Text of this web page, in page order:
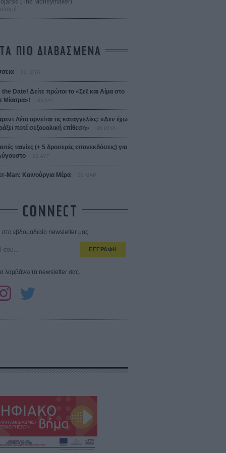
(The Moneymaker)
ΤΑ ΠΙΟ ΔΙΑΒΑΣΜΕΝΑ
the Date! Δείτε πρώτοι το «Σεξ και Αίμα στο
Μίασμα»!
Λέτο αρνείται τις καταγγελίες: «Δεν έχω
ποτέ σεξουαλική επίθεση»
ταινίες (+ 5 δροσερές επανεκδόσεις) για
Man: Καινούργια Μέρα 30 ΜΑΡ
CONNECT
εβδομαδιαίο newsletter μας.
ΕΓΓΡΑΦΗ
λαμβάνω τα newsletter σας.